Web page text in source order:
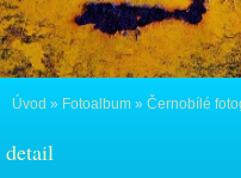
Úvod » Fotoalbum » Černobílé
detail